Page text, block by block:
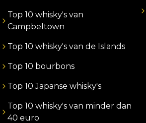
Top 10 whisky's van
Campbeltown
Top 10 whisky's van de Islands
Top 10 bourbons
Top 10 Japanse whisky's
Top 10 whisky's van minder dan
40 euro